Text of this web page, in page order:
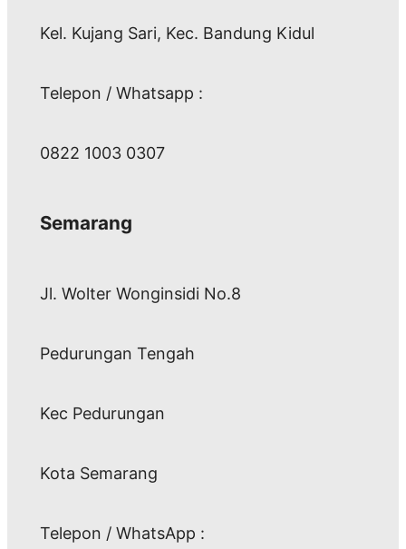
Kel. Kujang Sari, Kec. Bandung Kidul
Telepon / Whatsapp :
0822 1003 0307
Semarang
Jl. Wolter Wonginsidi No.8
Pedurungan Tengah
Kec Pedurungan
Kota Semarang
Telepon / WhatsApp :